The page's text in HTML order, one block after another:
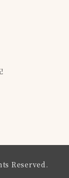
Reserved.